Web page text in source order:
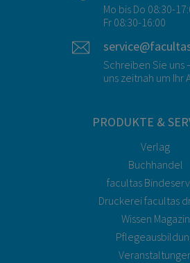
Mo bis Do 08:30-
Fr 08:30-16:00
Schreiben Sie uns
uns zeitnah um Ihr
PRODUKTE &
Verlag
Buchhandel
facultas
Druckerei facultas
Wissen Magazin